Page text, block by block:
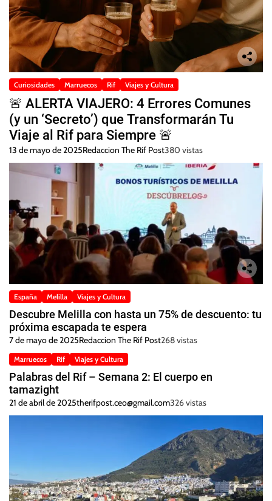
Curiosidades Marruecos Rif Viajes y Cultura
🚨 ALERTA VIAJERO: 4 Errores Comunes
(y un ‘Secreto’) que Transformarán Tu
Viaje al Rif para Siempre 🚨
13 de mayo de 2025Redaccion The Rif Post380 vistas
España Melilla Viajes y Cultura
Descubre Melilla con hasta un 75% de descuento: tu
próxima escapada te espera
7 de mayo de 2025Redaccion The Rif Post268 vistas
Marruecos Rif Viajes y Cultura
Palabras del Rif – Semana 2: El cuerpo en
tamazight
21 de abril de 2025therifpost.ceo@gmail.com326 vistas